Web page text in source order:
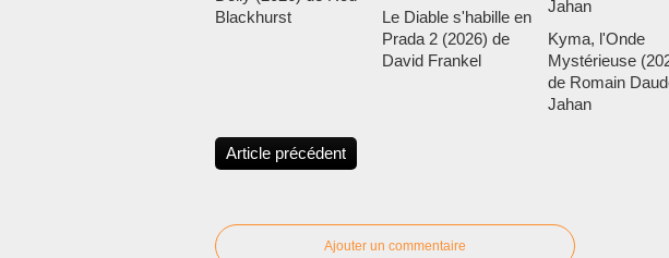
Blackhurst
Le Diable s'habille en
Prada 2 (2026) de
David Frankel
Kyma, l'Onde
Mystérieuse
de Romain
Jahan
Article précédent
Ajouter un commentaire